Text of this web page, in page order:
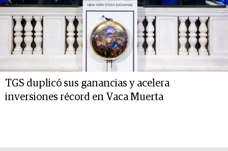
TGS duplicó sus ganancias y acelera
inversiones récord en Vaca Muerta